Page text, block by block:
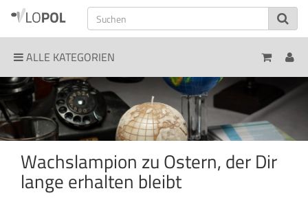
ALLE KATEGORIEN
Wachslampion zu Ostern, der Dir
lange erhalten bleibt